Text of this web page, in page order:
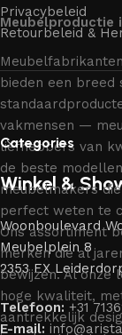
Meubelproductie
bieden een breed
vakmensen —
liefhebbers van
de beste
meubelmakers
perfect weten te
Ons assortiment
merken die al
bewijzen. Al onze
hoge kwaliteit,
aantrekkelijk
Privacybeleid
Retourbeleid &
Categories
Winkel &
Woonboulevard
Meubelplein 8
2353 EX
Telefoon: +31
E-mail: